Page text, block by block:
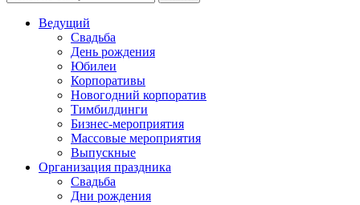
Ведущий
Свадьба
День рождения
Юбилеи
Корпоративы
Новогодний корпоратив
Тимбилдинги
Бизнес-мероприятия
Массовые мероприятия
Выпускные
Организация праздника
Свадьба
Дни рождения